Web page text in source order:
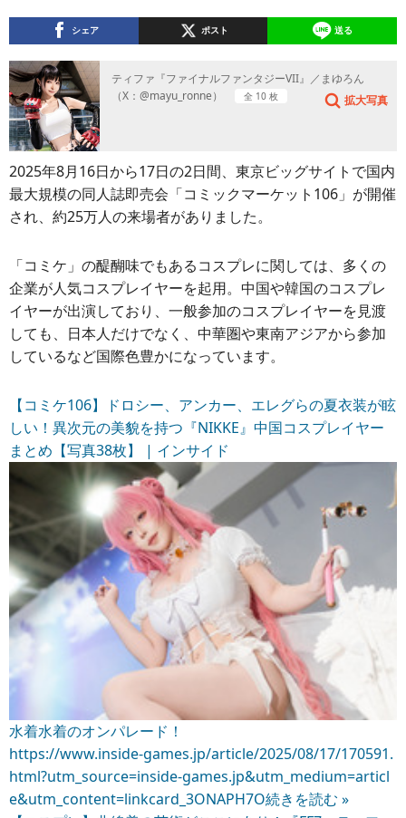
シェア ポスト 送る
ティファ『ファイナルファンタジーVII』／まゆろん
（X：@mayu_ronne）
全 10 枚 拡大写真
2025年8月16日から17日の2日間、東京ビッグサイトで国内
最大規模の同人誌即売会「コミックマーケット106」が開催
され、約25万人の来場者がありました。
「コミケ」の醍醐味でもあるコスプレに関しては、多くの
企業が人気コスプレイヤーを起用。中国や韓国のコスプレ
イヤーが出演しており、一般参加のコスプレイヤーを見渡
しても、日本人だけでなく、中華圏や東南アジアから参加
しているなど国際色豊かになっています。
【コミケ106】ドロシー、アンカー、エレグらの夏衣装が眩
しい！異次元の美貌を持つ『NIKKE』中国コスプレイヤー
まとめ【写真38枚】 | インサイド
水着水着のオンパレード！
https://www.inside-games.jp/article/2025/08/17/170591.
html?utm_source=inside-games.jp&utm_medium=articl
e&utm_content=linkcard_3ONAPH7O続きを読む »